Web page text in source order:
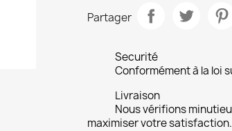
Partager
Securité
Conformément à la loi
Livraison
Nous vérifions
maximiser votre satisfaction.